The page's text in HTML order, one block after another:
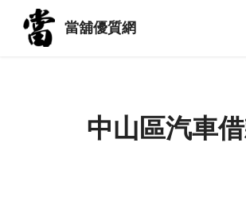
當舖優質網
中山區汽車